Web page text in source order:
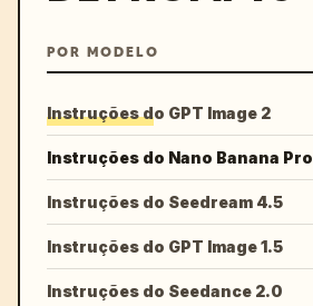
POR MODELO
Instruções do GPT Image 2
Instruções do Nano Banana Pro
Instruções do Seedream 4.5
Instruções do GPT Image 1.5
Instruções do Seedance 2.0